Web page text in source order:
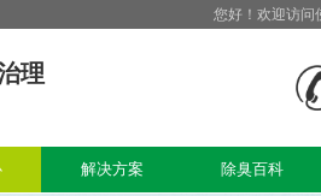
您好！欢迎访问
理
解决方案 除臭百科